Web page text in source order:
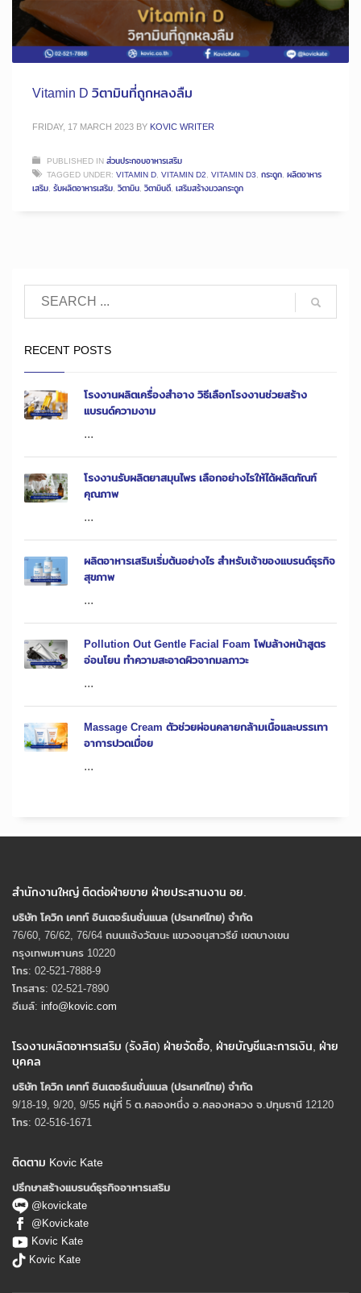
Vitamin D วิตามินที่ถูกหลงลืม
FRIDAY, 17 MARCH 2023 BY KOVIC WRITER
PUBLISHED INส่วนประกอบอาหารเสริม
TAGGED UNDER: VITAMIN D, VITAMIN D2, VITAMIN D3, กระดูก, ผลิตอาหาร
เสริม, รับผลิตอาหารเสริม, วิตามิน, วิตามินดี, เสริมสร้างมวลกระดูก
RECENT POSTS
โรงงานผลิตเครื่องสำอาง วิธีเลือกโรงงานช่วยสร้าง
แบรนด์ความงาม
...
โรงงานรับผลิตยาสมุนไพร เลือกอย่างไรให้ได้ผลิตภัณฑ์
คุณภาพ
...
ผลิตอาหารเสริมเริ่มต้นอย่างไร สำหรับเจ้าของแบรนด์ธุรกิจ
สุขภาพ
...
Pollution Out Gentle Facial Foam โฟมล้างหน้าสูตร
อ่อนโยน ทำความสะอาดผิวจากมลภาวะ
...
Massage Cream ตัวช่วยผ่อนคลายกล้ามเนื้อและบรรเทา
อาการปวดเมื่อย
...
สำนักงานใหญ่ ติดต่อฝ่ายขาย ฝ่ายประสานงาน อย.
บริษัท โควิก เคทท์ อินเตอร์เนชั่นแนล (ประเทศไทย) จํากัด
76/60, 76/62, 76/64 ถนนแจ้งวัฒนะ แขวงอนุสาวรีย์ เขตบางเขน
กรุงเทพมหานคร 10220
โทร: 02-521-7888-9
โทรสาร: 02-521-7890
อีเมล์: info@kovic.com
โรงงานผลิตอาหารเสริม (รังสิต) ฝ่ายจัดซื้อ, ฝ่ายบัญชีและการเงิน, ฝ่าย
บุคคล
บริษัท โควิก เคทท์ อินเตอร์เนชั่นแนล (ประเทศไทย) จํากัด
9/18-19, 9/20, 9/55 หมู่ที่ 5 ต.คลองหนึ่ง อ.คลองหลวง จ.ปทุมธานี 12120
โทร: 02-516-1671
ติดตาม Kovic Kate
ปรึกษาสร้างแบรนด์ธุรกิจอาหารเสริม
@kovickate
@Kovickate
Kovic Kate
Kovic Kate